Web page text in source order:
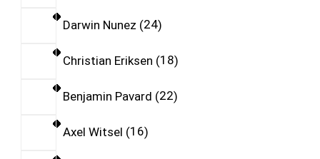
Darwin Nunez 24
Christian Eriksen 18
Benjamin Pavard 22
Axel Witsel 16